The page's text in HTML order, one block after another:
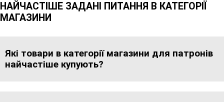
НАЙЧАСТІШЕ ЗАДАНІ ПИТАННЯ В КАТЕГОРІЇ
МАГАЗИНИ
Які товари в категорії магазини для патронів
найчастіше купують?